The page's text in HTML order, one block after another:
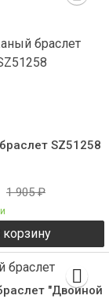
SZ51258
1 905₽
корзину
"Двойной